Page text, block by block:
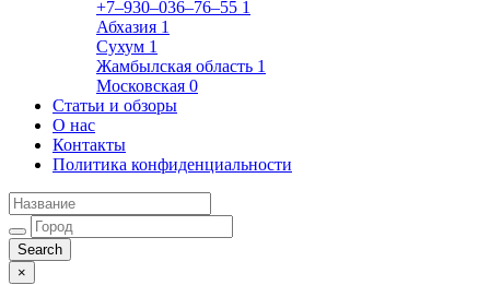
+7‒930‒036‒76‒55 1
Абхазия 1
Сухум 1
Жамбылская область 1
Московская 0
Статьи и обзоры
О нас
Контакты
Политика конфиденциальности
×